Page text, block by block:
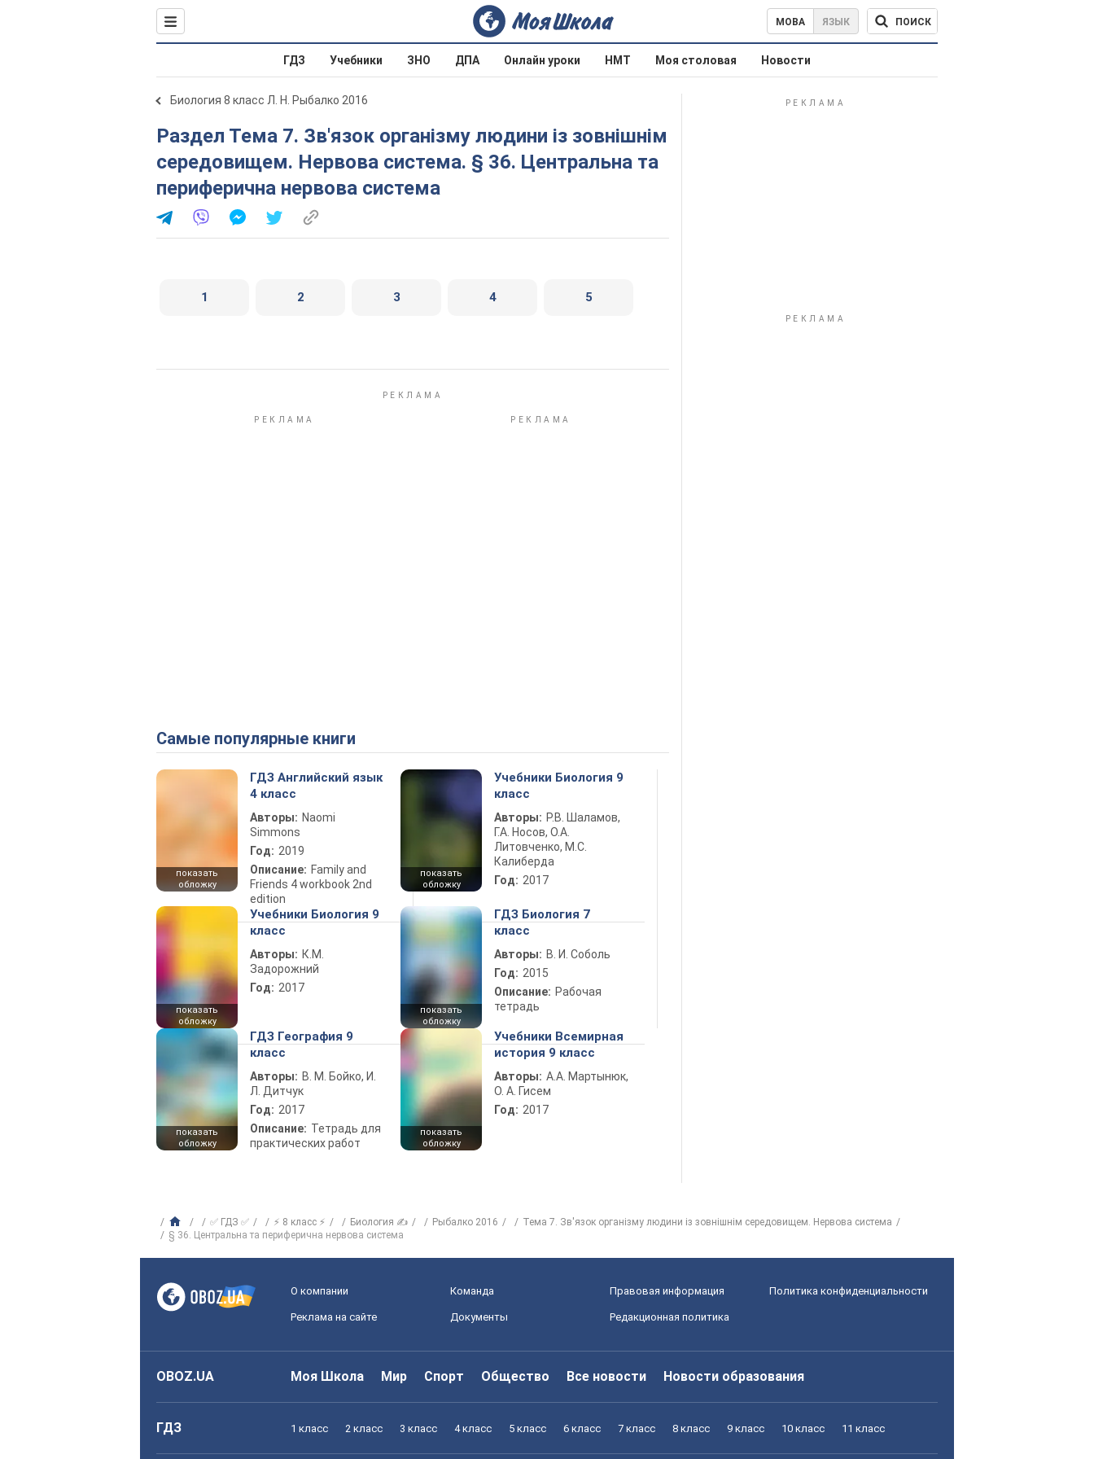
МОВА ЯЗЫК ПОИСК
ГДЗ Учебники ЗНО ДПА Онлайн уроки НМТ Моя столовая Новости
Биология 8 класс Л. Н. Рыбалко 2016
Раздел Тема 7. Зв'язок організму людини із зовнішнім
середовищем. Нервова система. § 36. Центральна та
периферична нервова система
1 2 3 4 5
Самые популярные книги
показать
обложку
ГДЗ Английский язык
4 класс
Авторы: Naomi
Simmons
Год: 2019
Описание: Family and
Friends 4 workbook 2nd
edition
показать
обложку
Учебники Биология 9
класс
Авторы: Р.В. Шаламов,
Г.А. Носов, О.А.
Литовченко, М.С.
Калиберда
Год: 2017
показать
обложку
Учебники Биология 9
класс
Авторы: К.М.
Задорожний
Год: 2017
показать
обложку
ГДЗ Биология 7
класс
Авторы: В. И. Соболь
Год: 2015
Описание: Рабочая
тетрадь
показать
обложку
ГДЗ География 9
класс
Авторы: В. М. Бойко, И.
Л. Дитчук
Год: 2017
Описание: Тетрадь для
практических работ
показать
обложку
Учебники Всемирная
история 9 класс
Авторы: А.А. Мартынюк,
О. А. Гисем
Год: 2017
✅ ГДЗ ✅ ⚡ 8 класс ⚡ Биология ✍ Рыбалко 2016
Тема 7. Зв'язок організму людини із зовнішнім середовищем. Нервова система
§ 36. Центральна та периферична нервова система
О компании Команда Правовая информация Политика конфиденциальности
Реклама на сайте Документы Редакционная политика
OBOZ.UA Моя Школа Мир Спорт Общество Все новости Новости образования
ГДЗ 1 класс 2 класс 3 класс 4 класс 5 класс 6 класс 7 класс 8 класс 9 класс 10 класс 11 класс